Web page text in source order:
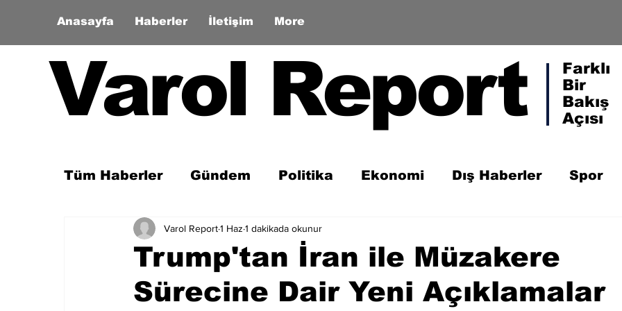
Anasayfa Haberler İletişim More
Varol Report
Farklı
Bir
Bakış
Açısı
Tüm Haberler Gündem Politika Ekonomi Dış Haberler Spor
Son Dakika Zaman Tüneli
Trump'tan İran ile Müzakere
Sürecine Dair Yeni Açıklamalar
Varol Report1 Haz 1 dakikada okunur